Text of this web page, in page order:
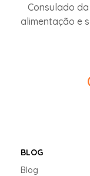
Consulado
alimentação e
BLOG
Blog